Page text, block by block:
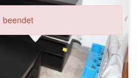
beendet